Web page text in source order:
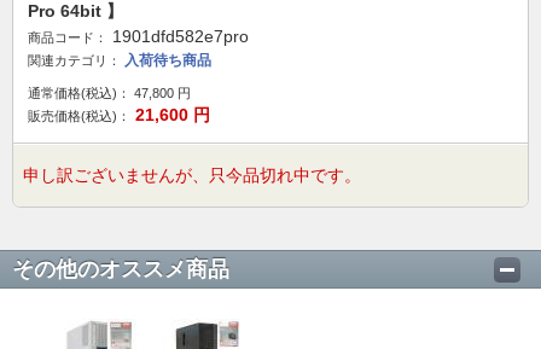
Pro 64bit 】
商品コード： 1901dfd582e7pro
関連カテゴリ： 入荷待ち商品
通常価格(税込)： 47,800 円
販売価格(税込)：
21,600 円
申し訳ございませんが、只今品切れ中です。
その他のオススメ商品